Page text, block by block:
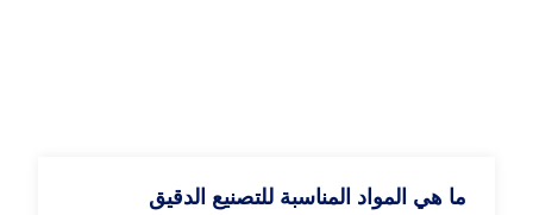
ما هي المواد المناسبة للتصنيع الدقيق